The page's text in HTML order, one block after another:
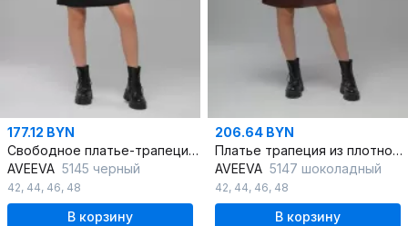
177.12 BYN
Свободное платье-трапеция рукав 3/4 на завязках
AVEEVA 5145 черный
42, 44, 46, 48
В корзину
206.64 BYN
Платье трапеция из плотной ткани с эффектом шелка
AVEEVA 5147 шоколадный
42, 44, 46, 48
В корзину